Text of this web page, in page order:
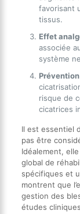
favorisant
tissus.
Effet
associée
système
risque de
cicatrices
Il est essentiel
pas être
Idéalement,
global de
spécifiques et
montrent que
gestion des
études